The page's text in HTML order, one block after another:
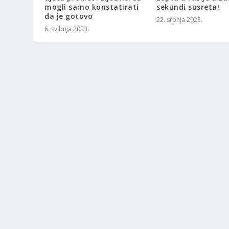
mogli samo konstatirati
da je gotovo
6. svibnja 2023.
sekundi susreta!
22. srpnja 2023.